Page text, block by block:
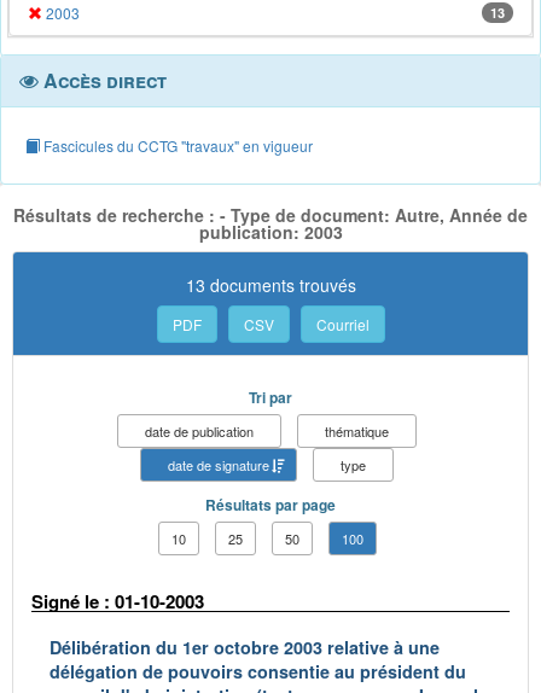
2003 13
Accès direct
Fascicules du CCTG "travaux" en vigueur
Résultats de recherche : - Type de document: Autre, Année de
publication: 2003
13 documents trouvés
PDF CSV Courriel
Tri par
date de publication
thématique
date de signature
type
Résultats par page
10 25 50 100
Signé le : 01-10-2003
Délibération du 1er octobre 2003 relative à une
délégation de pouvoirs consentie au président du